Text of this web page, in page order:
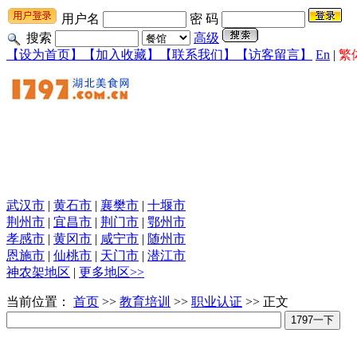
用户名
密 码
搜索
高级
【设为首页】
【加入收藏】 【联系我们】 【访客留言】 En | 繁
武汉市 | 黄石市 | 襄樊市 | 十堰市
荆州市 | 宜昌市 | 荆门市 | 鄂州市
孝感市 | 黄冈市 | 咸宁市 | 随州市
恩施市 | 仙桃市 | 天门市 | 潜江市
神农架地区 | 更多地区>>
当前位置： 首页 >> 教育培训 >> 职业认证 >> 正文